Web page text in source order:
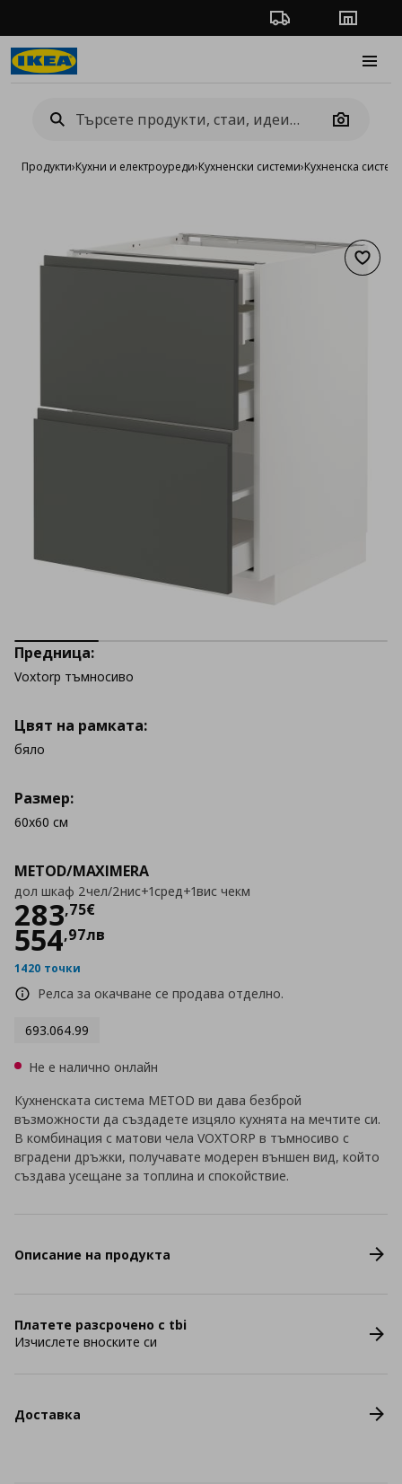
Проследяване на
Camera
Продукти›Кухни и електроуреди›Кухненски системи›Кухненска
METOD/MAXIMERA
дол шкаф 2чел/2нис+1сред+1вис чекм
283,75€
Цена
554,97лв
1420 точки
Релса за окачване се продава отделно.
693.064.99
Предница:
Voxtorp тъмносиво
Цвят на рамката:
бяло
Размер:
60x60 см
Не е налично онлайн
Кухненската система METOD ви дава безброй
възможности да създадете изцяло кухнята на мечтите си.
В комбинация с матови чела VOXTORP в тъмносиво с
вградени дръжки, получавате модерен външен вид, който
създава усещане за топлина и спокойствие.
Описание на продукта
Платете разсрочено с tbi
Изчислете вноските си
Доставка